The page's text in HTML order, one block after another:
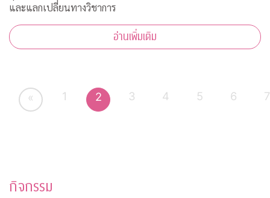
และแลกเปลี่ยนทางวิชาการ
อ่านเพิ่มเติม
« 1 2 3 4 5 6 7
กิจกรรม